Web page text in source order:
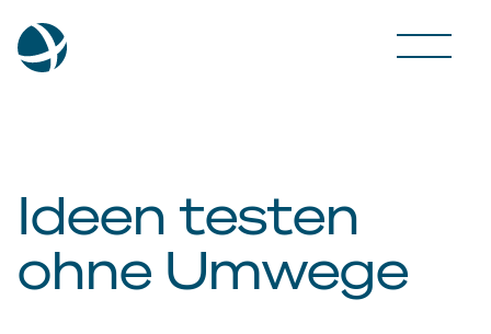
Ideen testen
ohne Umwege